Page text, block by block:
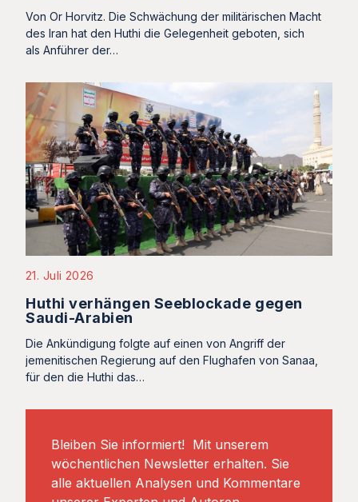
Von Or Horvitz. Die Schwächung der militärischen Macht
des Iran hat den Huthi die Gelegenheit geboten, sich
als Anführer der…
21. Juli 2026
Huthi verhängen Seeblockade gegen
Saudi-Arabien
Die Ankündigung folgte auf einen von Angriff der
jemenitischen Regierung auf den Flughafen von Sanaa,
für den die Huthi das…
Bleiben Sie informiert! Mit unserem
wöchentlichen Newsletter erhalten. Sie
alle aktuellen Analysen und Kommentare